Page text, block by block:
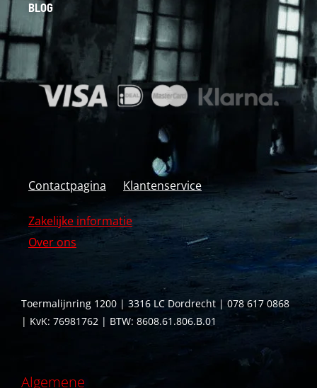
BLOG
Contactpagina Klantenservice
Zakelijke informatie
Over ons
Toermalijnring 1200 | 3316 LC Dordrecht | 078 617 0868
| KvK: 76981762 | BTW: 8608.61.806.B.01
Algemene